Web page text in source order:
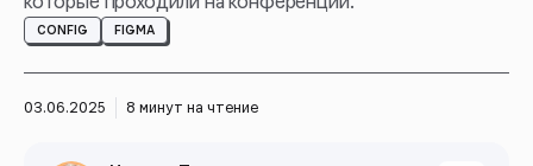
CONFIG FIGMA
03.06.2025 8 минут на чтение